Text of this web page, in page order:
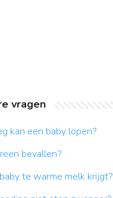
vragen
kan een baby lopen?
bevallen?
te warme melk krijgt?